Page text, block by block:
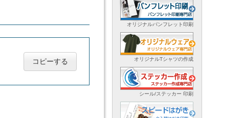
コピーする
オリジナルパンフレット印刷
オリジナルTシャツの作成
シール/ステッカー 印刷